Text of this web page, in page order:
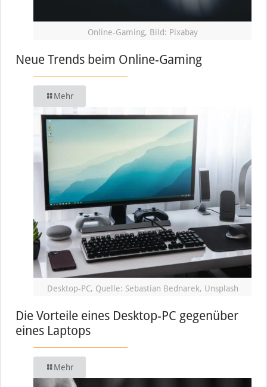
Online-Gaming, Bild: Pixabay
Neue Trends beim Online-Gaming
Mehr
Desktop-PC, Quelle: Sebastian Bednarek, Unsplash
Die Vorteile eines Desktop-PC gegenüber
eines Laptops
Mehr